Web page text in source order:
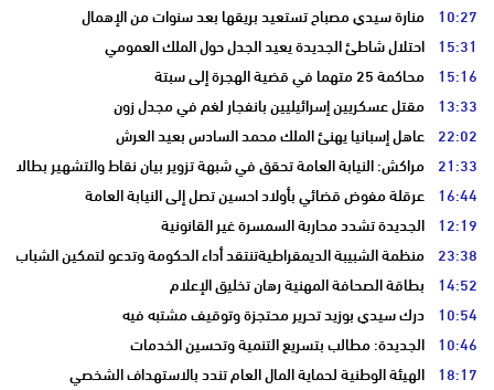
10:27 منارة سيدي مصباح تستعيد بريقها بعد سنوات من الإهمال
15:31 احتلال شاطئ الجديدة يعيد الجدل حول الملك العمومي
15:16 محاكمة 25 متهما في قضية الهجرة إلى سبتة
13:33 مقتل عسكريين إسرائيليين بانفجار لغم في مجدل زون
22:02 عاهل إسبانيا يهنئ الملك محمد السادس بعيد العرش
21:33 مراكش: النيابة العامة تحقق في شبهة تزوير بيان نقاط والتشهير بطالب
16:44 عرقلة مفوض قضائي بأولاد احسين تصل إلى النيابة العامة
12:19 الجديدة تشدد محاربة السمسرة غير القانونية
23:38 منظمة الشبيبة الديمقراطيةتنتقد أداء الحكومة وتدعو لتمكين الشباب
14:52 بطاقة الصحافة المهنية رهان تخليق الإعلام
10:54 درك سيدي بوزيد تحرير محتجزة وتوقيف مشتبه فيه
10:46 الجديدة: مطالب بتسريع التنمية وتحسين الخدمات
18:17 الهيئة الوطنية لحماية المال العام تندد بالاستهداف الشخصي